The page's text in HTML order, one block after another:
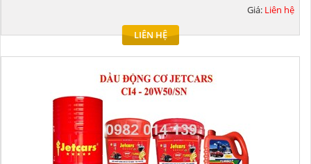
Giá: Liên hệ
LIÊN HỆ